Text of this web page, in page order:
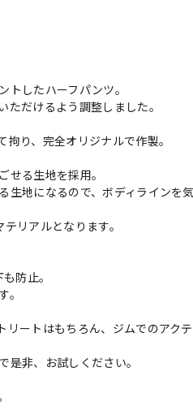
トしたハーフパンツ。
ただけるよう調整しました。
り、完全オリジナルで作製。
せる生地を採用。
地になるので、ボディラインを
リアルとなります。
防止。
。
リートはもちろん、ジムでのアク
是非、お試しください。